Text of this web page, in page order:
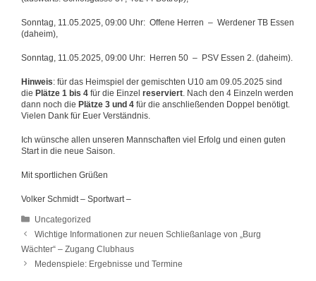
Sonntag, 11.05.2025, 09:00 Uhr: Offene Herren – Werdener TB Essen
(daheim),
Sonntag, 11.05.2025, 09:00 Uhr: Herren 50 – PSV Essen 2. (daheim).
Hinweis: für das Heimspiel der gemischten U10 am 09.05.2025 sind
die Plätze 1 bis 4 für die Einzel reserviert. Nach den 4 Einzeln werden
dann noch die Plätze 3 und 4 für die anschließenden Doppel benötigt.
Vielen Dank für Euer Verständnis.
Ich wünsche allen unseren Mannschaften viel Erfolg und einen guten
Start in die neue Saison.
Mit sportlichen Grüßen
Volker Schmidt – Sportwart –
Kategorien
Uncategorized
Wichtige Informationen zur neuen Schließanlage von „Burg
Wächter“ – Zugang Clubhaus
Medenspiele: Ergebnisse und Termine